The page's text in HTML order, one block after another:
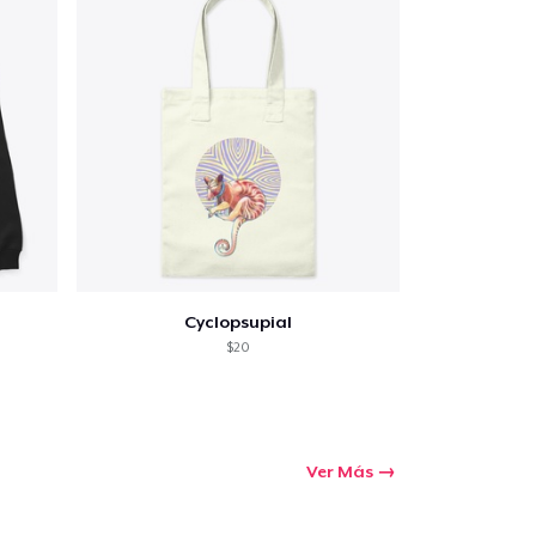
Cyclopsupial
$20
Ver Más